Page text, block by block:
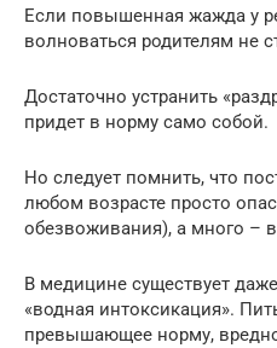
Если повышенная жажда у
волноваться родителям не
Достаточно устранить
придет в норму само собой.
Но следует помнить, что
любом возрасте просто
обезвоживания), а много –
В медицине существует
«водная интоксикация».
превышающее норму,